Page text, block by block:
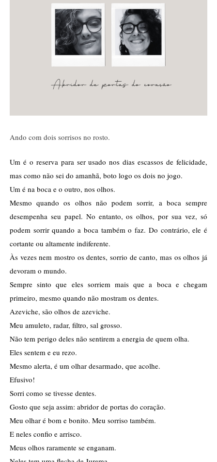
Ando com dois sorrisos no rosto.
Um é o reserva para ser usado nos dias escassos de felicidade,
mas como não sei do amanhã, boto logo os dois no jogo.
Um é na boca e o outro, nos olhos.
Mesmo quando os olhos não podem sorrir, a boca sempre
desempenha seu papel. No entanto, os olhos, por sua vez, só
podem sorrir quando a boca também o faz. Do contrário, ele é
cortante ou altamente indiferente.
Às vezes nem mostro os dentes, sorrio de canto, mas os olhos já
devoram o mundo.
Sempre sinto que eles sorriem mais que a boca e chegam
primeiro, mesmo quando não mostram os dentes.
Azeviche, são olhos de azeviche.
Meu amuleto, radar, filtro, sal grosso.
Não tem perigo deles não sentirem a energia de quem olha.
Eles sentem e eu rezo.
Mesmo alerta, é um olhar desarmado, que acolhe.
Efusivo!
Sorri como se tivesse dentes.
Gosto que seja assim: abridor de portas do coração.
Meu olhar é bom e bonito. Meu sorriso também.
E neles confio e arrisco.
Meus olhos raramente se enganam.